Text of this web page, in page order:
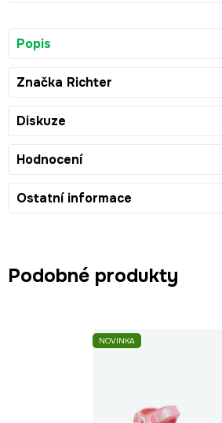
Popis
Značka Richter
Diskuze
Hodnocení
Ostatní informace
Podobné produkty
NOVINKA